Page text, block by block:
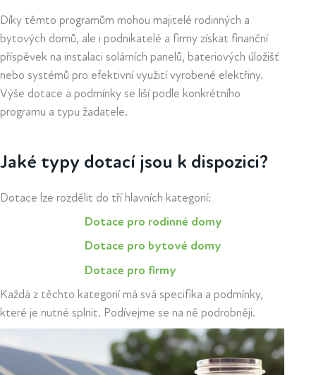
Díky těmto programům mohou majitelé rodinných a
bytových domů, ale i podnikatelé a firmy získat finanční
příspěvek na instalaci solárních panelů, bateriových úložišť
nebo systémů pro efektivní využití vyrobené elektřiny.
Výše dotace a podmínky se liší podle konkrétního
programu a typu žadatele.
Jaké typy dotací jsou k dispozici?
Dotace lze rozdělit do tří hlavních kategorií:
Dotace pro rodinné domy
Dotace pro bytové domy
Dotace pro firmy
Každá z těchto kategorií má svá specifika a podmínky,
které je nutné splnit. Podívejme se na ně podrobněji.